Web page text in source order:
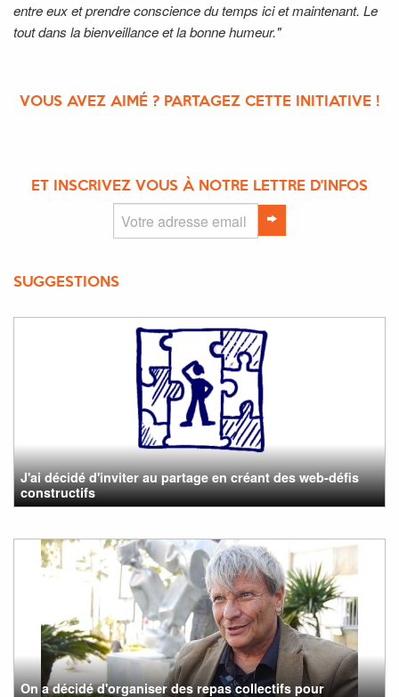
entre eux et prendre conscience du temps ici et maintenant. Le
tout dans la bienveillance et la bonne humeur."
VOUS AVEZ AIMÉ ? PARTAGEZ CETTE INITIATIVE !
ET INSCRIVEZ VOUS À NOTRE LETTRE D'INFOS
SUGGESTIONS
J'ai décidé d'inviter au partage en créant des web-défis
constructifs
On a décidé d'organiser des repas collectifs pour